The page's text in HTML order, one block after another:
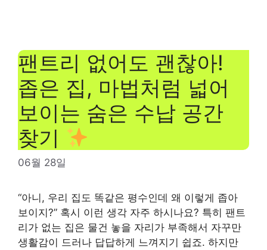
팬트리 없어도 괜찮아!
좁은 집, 마법처럼 넓어
보이는 숨은 수납 공간
찾기
06월 28일
“아니, 우리 집도 똑같은 평수인데 왜 이렇게 좁아
보이지?” 혹시 이런 생각 자주 하시나요? 특히 팬트
리가 없는 집은 물건 놓을 자리가 부족해서 자꾸만
생활감이 드러나 답답하게 느껴지기 쉽죠. 하지만